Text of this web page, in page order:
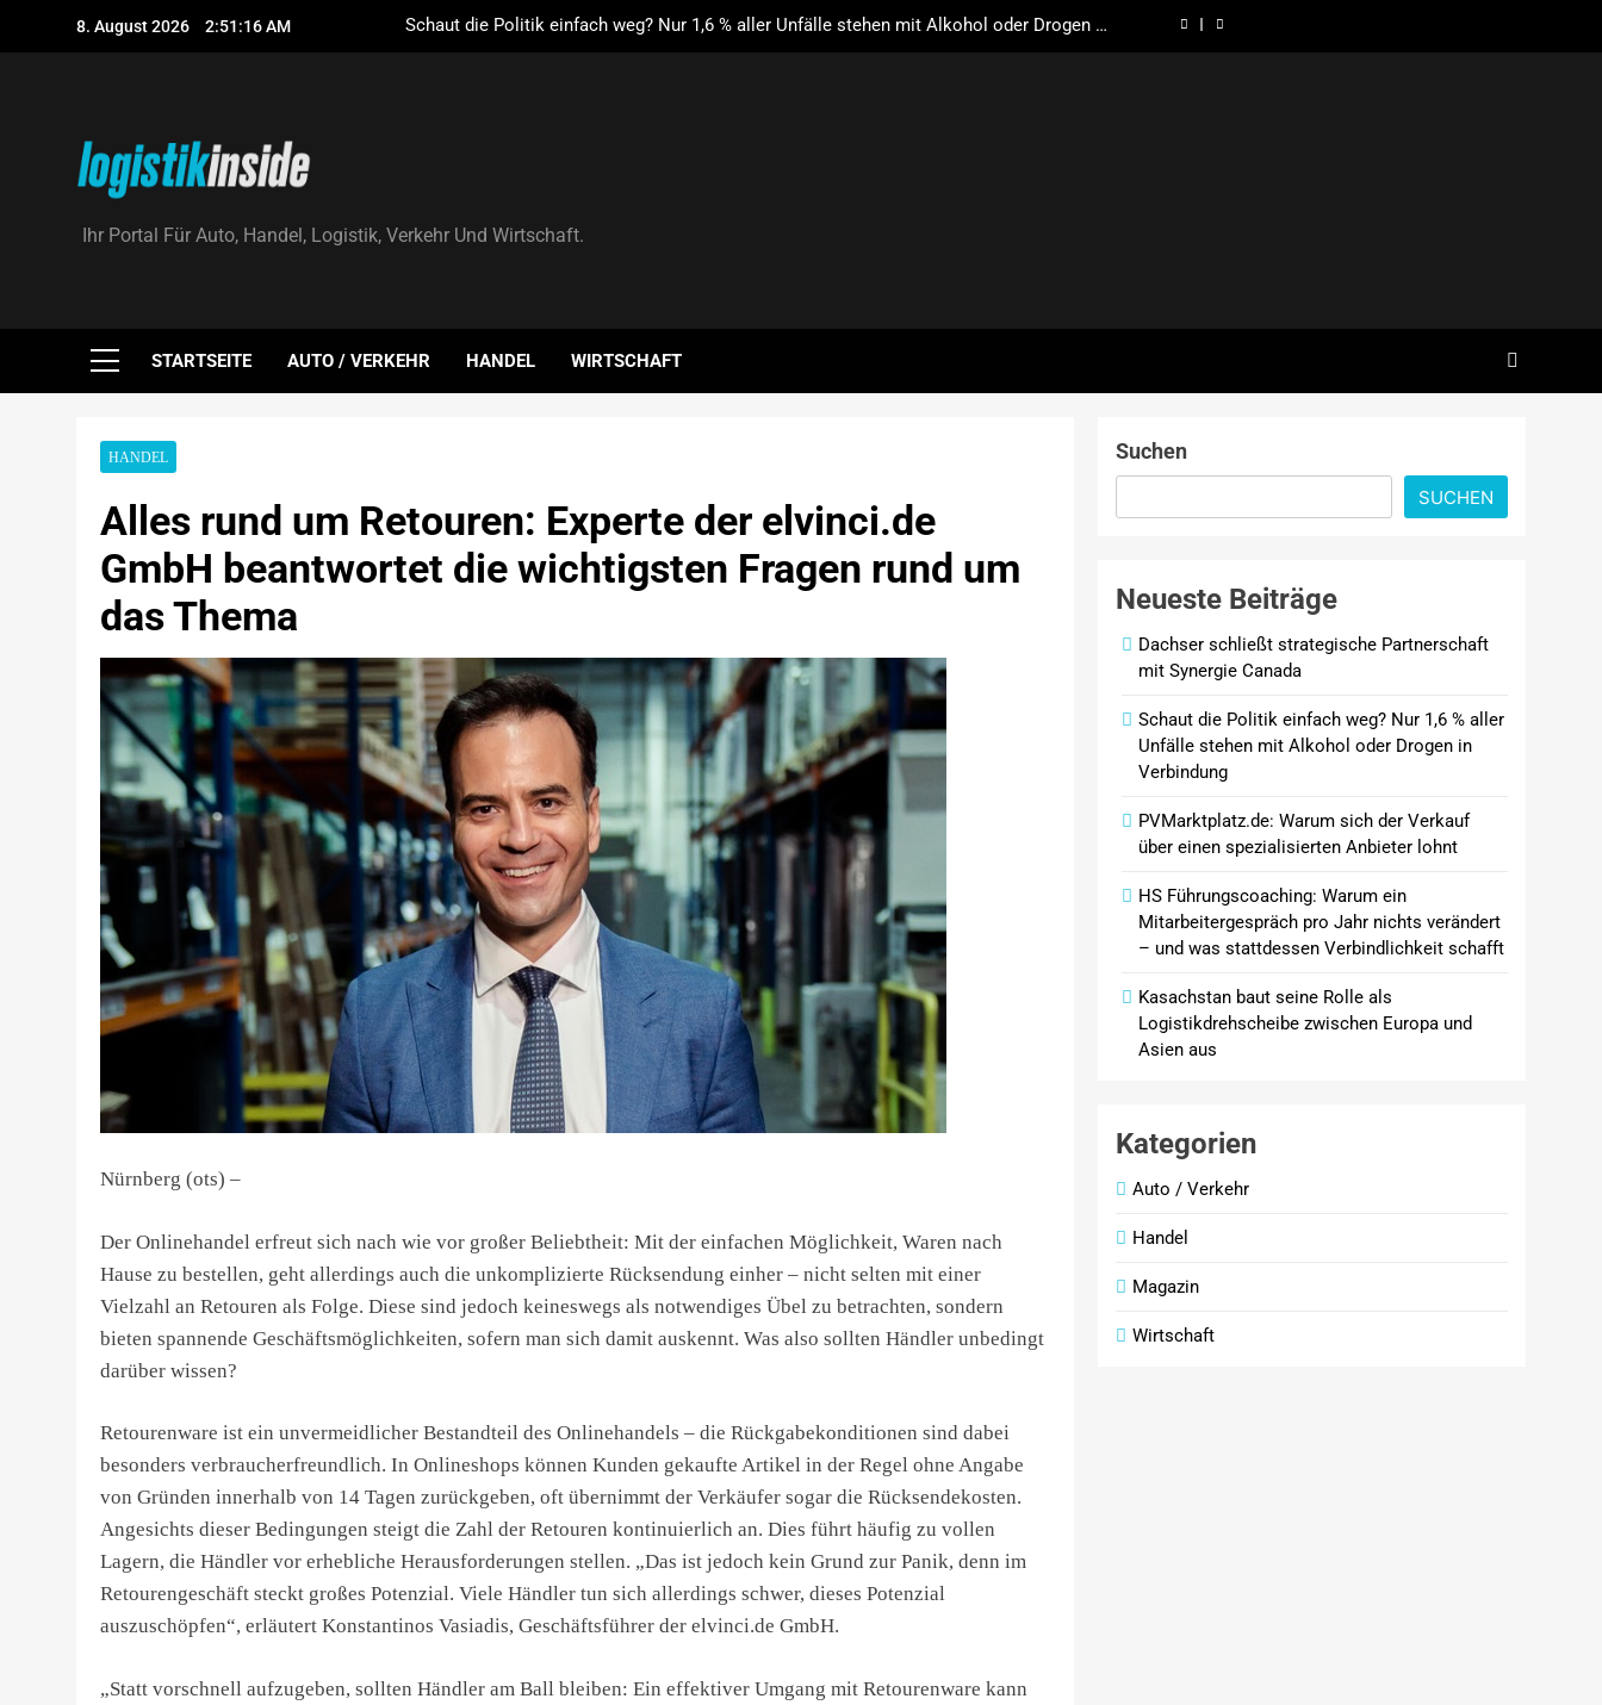
8. August 2026 2:51:17 AM
Schaut die Politik einfach weg? Nur 1,6 % aller Unfälle stehen mit Alkohol oder Drogen in
Schaut die Politik einfach weg? Nur 1,6 % aller Unfälle stehen mit Alkohol oder Drogen in
Logistik|Inside
Ihr Portal Für Auto, Handel, Logistik, Verkehr Und Wirtschaft.
STARTSEITE AUTO / VERKEHR HANDEL WIRTSCHAFT
HANDEL
Alles rund um Retouren: Experte der elvinci.de
GmbH beantwortet die wichtigsten Fragen rund um
das Thema
Nürnberg (ots) –
Der Onlinehandel erfreut sich nach wie vor großer Beliebtheit: Mit der einfachen Möglichkeit, Waren nach
Hause zu bestellen, geht allerdings auch die unkomplizierte Rücksendung einher – nicht selten mit einer
Vielzahl an Retouren als Folge. Diese sind jedoch keineswegs als notwendiges Übel zu betrachten, sondern
bieten spannende Geschäftsmöglichkeiten, sofern man sich damit auskennt. Was also sollten Händler unbedingt
darüber wissen?
Retourenware ist ein unvermeidlicher Bestandteil des Onlinehandels – die Rückgabekonditionen sind dabei
besonders verbraucherfreundlich. In Onlineshops können Kunden gekaufte Artikel in der Regel ohne Angabe
von Gründen innerhalb von 14 Tagen zurückgeben, oft übernimmt der Verkäufer sogar die Rücksendekosten.
Angesichts dieser Bedingungen steigt die Zahl der Retouren kontinuierlich an. Dies führt häufig zu vollen
Lagern, die Händler vor erhebliche Herausforderungen stellen. „Das ist jedoch kein Grund zur Panik, denn im
Retourengeschäft steckt großes Potenzial. Viele Händler tun sich allerdings schwer, dieses Potenzial
auszuschöpfen“, erläutert Konstantinos Vasiadis, Geschäftsführer der elvinci.de GmbH.
„Statt vorschnell aufzugeben, sollten Händler am Ball bleiben: Ein effektiver Umgang mit Retourenware kann
Suchen
SUCHEN
Neueste Beiträge
Dachser schließt strategische Partnerschaft
mit Synergie Canada
Schaut die Politik einfach weg? Nur 1,6 % aller
Unfälle stehen mit Alkohol oder Drogen in
Verbindung
PVMarktplatz.de: Warum sich der Verkauf
über einen spezialisierten Anbieter lohnt
HS Führungscoaching: Warum ein
Mitarbeitergespräch pro Jahr nichts verändert
– und was stattdessen Verbindlichkeit schafft
Kasachstan baut seine Rolle als
Logistikdrehscheibe zwischen Europa und
Asien aus
Kategorien
Auto / Verkehr
Handel
Magazin
Wirtschaft